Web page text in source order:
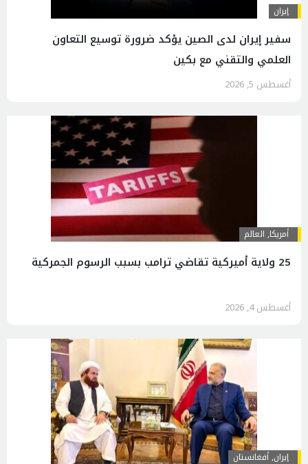
إيران
سفير إيران لدى الصين يؤكد ضرورة توسيع التعاون
العلمي والتقني مع بكين
أغسطس 5, 2026
أمريكا, العالم
25 ولاية أميركية تقاضي ترامب بسبب الرسوم الجمركية
أغسطس 4, 2026
إيران,أفغانستان